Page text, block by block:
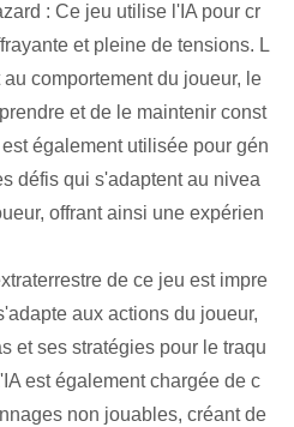
: Ce jeu utilise l'IA pour cr
et pleine de tensions. L
comportement du joueur, le
et de le maintenir const
également utilisée pour gén
défis qui s'adaptent au nivea
offrant ainsi une expérien
de ce jeu est impre
aux actions du joueur,
et ses stratégies pour le traqu
est également chargée de c
non jouables, créant de